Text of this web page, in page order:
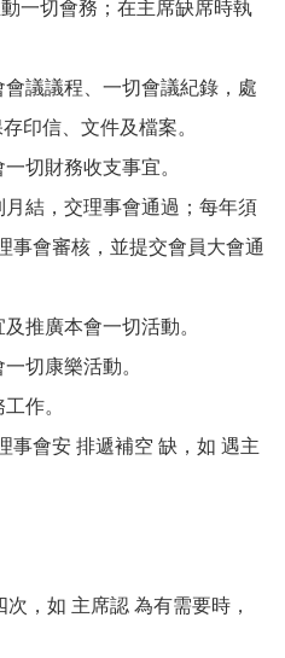
一切會務；在主席缺席時執
議議程、一切會議紀錄，處
印信、文件及檔案。
切財務收支事宜。
結，交理事會通過；每年須
事會審核，並提交會員大會通
推廣本會一切活動。
切康樂活動。
作。
會安 排遞補空 缺，如 遇主
，如 主席認 為有需要時，